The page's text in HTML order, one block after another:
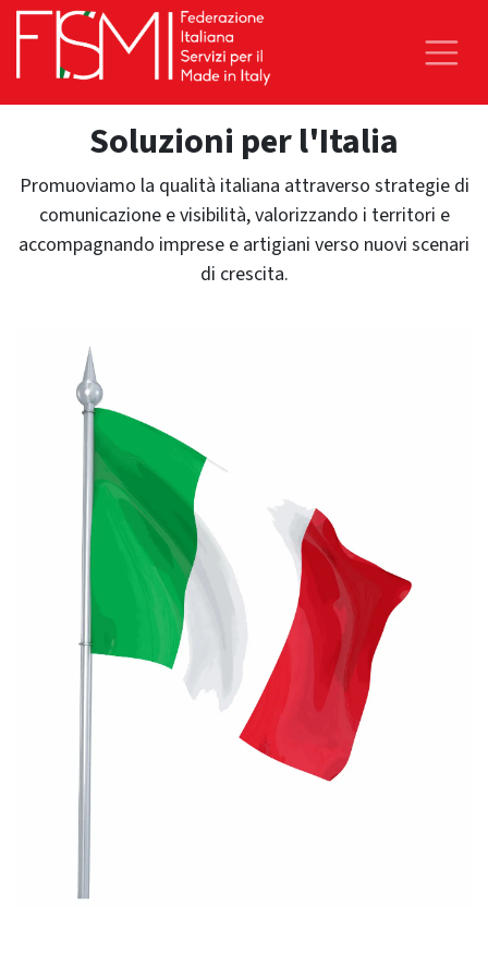
Soluzioni per l'Italia
Promuoviamo la qualità italiana attraverso strategie di
comunicazione e visibilità, valorizzando i territori e
accompagnando imprese e artigiani verso nuovi scenari
di crescita.